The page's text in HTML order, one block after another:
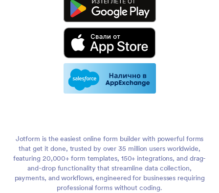
Jotform is the easiest online form builder with powerful forms
that get it done, trusted by over 35 million users worldwide,
featuring 20,000+ form templates, 150+ integrations, and drag-
and-drop functionality that streamline data collection,
payments, and workflows, engineered for businesses requiring
professional forms without coding.